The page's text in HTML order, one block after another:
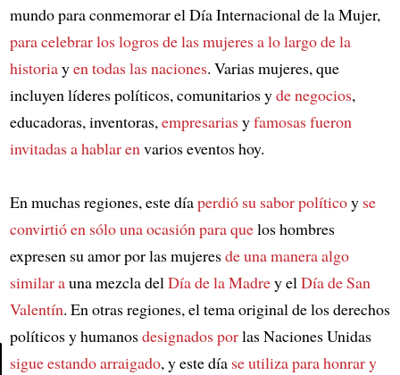
mundo para conmemorar el Día Internacional de la Mujer,
para celebrar los logros de las mujeresa lo largo de la
historiayen todas las naciones. Varias mujeres, que
incluyen líderes políticos, comunitarios yde negocios,
educadoras, inventoras,empresariasyfamosasfueron
invitadas a hablar envarios eventos hoy.
En muchas regiones, este díaperdió su sabor políticoy se
convirtió en sólo una ocasión para quelos hombres
expresen su amor por las mujeresde una manera algo
similar auna mezcla delDía de la Madrey elDía de San
Valentín. En otras regiones, el tema original de los derechos
políticos y humanosdesignados porlas Naciones Unidas
sigue estando arraigado, y este día se utiliza para honrar y